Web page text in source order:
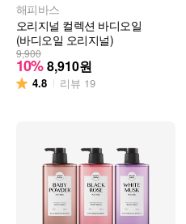
해피바스
오리지널 컬렉션 바디오일
(바디오일 오리지널)
9,900
10% 8,910원
4.8 리뷰 19